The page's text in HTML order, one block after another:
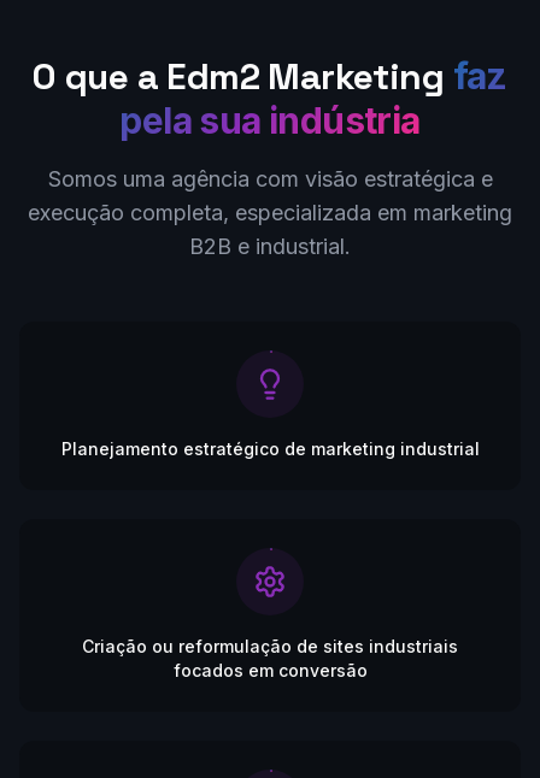
O que a Edm2 Marketing faz
pela sua indústria
Somos uma agência com visão estratégica e
execução completa, especializada em marketing
B2B e industrial.
Planejamento estratégico de marketing industrial
Criação ou reformulação de sites industriais
focados em conversão